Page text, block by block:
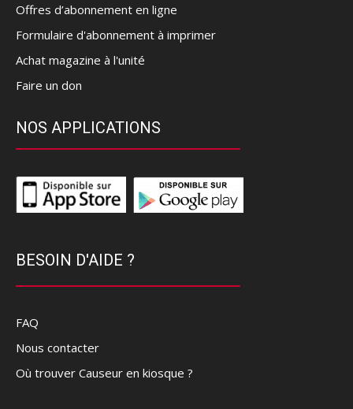
Offres d’abonnement en ligne
Formulaire d'abonnement à imprimer
Achat magazine à l'unité
Faire un don
NOS APPLICATIONS
BESOIN D'AIDE ?
FAQ
Nous contacter
Où trouver Causeur en kiosque ?